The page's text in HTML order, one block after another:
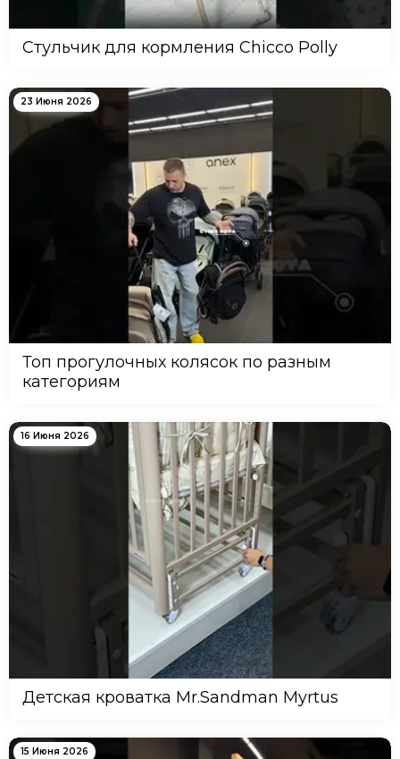
Стульчик для кормления Chicco Polly
23 Июня 2026
Топ прогулочных колясок по разным
категориям
16 Июня 2026
Детская кроватка Mr.Sandman Myrtus
15 Июня 2026